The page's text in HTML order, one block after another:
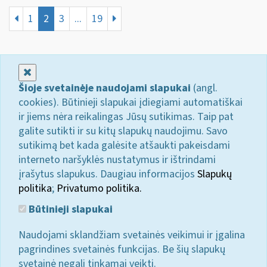
1 2 3 ... 19
Šioje svetainėje naudojami slapukai (angl.
cookies). Būtinieji slapukai įdiegiami automatiškai
ir jiems nėra reikalingas Jūsų sutikimas. Taip pat
galite sutikti ir su kitų slapukų naudojimu. Savo
sutikimą bet kada galėsite atšaukti pakeisdami
interneto naršyklės nustatymus ir ištrindami
įrašytus slapukus. Daugiau informacijos Slapukų
politika; Privatumo politika.
Būtinieji slapukai
Naudojami sklandžiam svetainės veikimui ir įgalina
pagrindines svetainės funkcijas. Be šių slapukų
svetainė negali tinkamai veikti.